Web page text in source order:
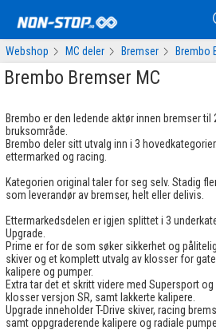
Webshop MC deler Bremser Brembo
Brembo Bremser MC
Brembo er den ledende aktør innen bremser til
bruksområde.
Brembo deler sitt utvalg inn i 3
ettermarked og racing.
Kategorien original taler for seg selv. Stadig
som leverandør av bremser, helt eller delivis.
Ettermarkedsdelen er igjen splittet i 3
Upgrade.
Prime er for de som søker sikkerhet og
skiver og et komplett utvalg av klosser for
kalipere og pumper.
Extra tar det et skritt videre med Supersport
klosser versjon SR, samt lakkerte kalipere.
Upgrade inneholder T-Drive skiver, racing
samt oppgraderende kalipere og radiale